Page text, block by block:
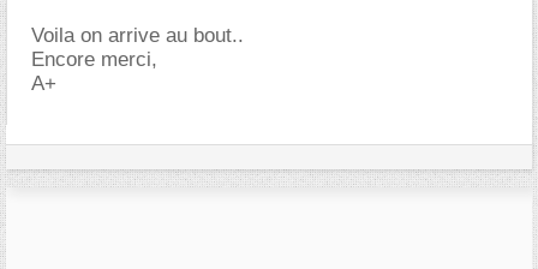
Voila on arrive au bout..
Encore merci,
A+